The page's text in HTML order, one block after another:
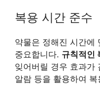
복용 시간 준수
약물은 정해진 시간에
중요합니다. 규칙적인
잊어버릴 경우 효과가
알람 등을 활용하여